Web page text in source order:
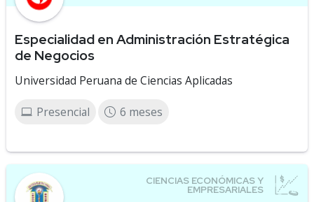
Especialidad en Administración Estratégica
de Negocios
Universidad Peruana de Ciencias Aplicadas
Presencial 6 meses